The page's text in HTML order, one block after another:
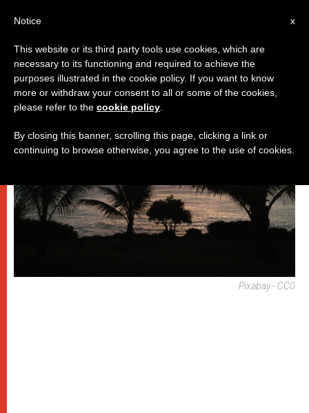
DICASTERI
Pixabay - CC0
x
Notice
This website or its third party tools use cookies, which are
necessary to its functioning and required to achieve the
purposes illustrated in the cookie policy. If you want to know
more or withdraw your consent to all or some of the cookies,
please refer to the cookie policy
By closing this banner, scrolling this page, clicking a link or
continuing to browse otherwise, you agree to the use of cookies.